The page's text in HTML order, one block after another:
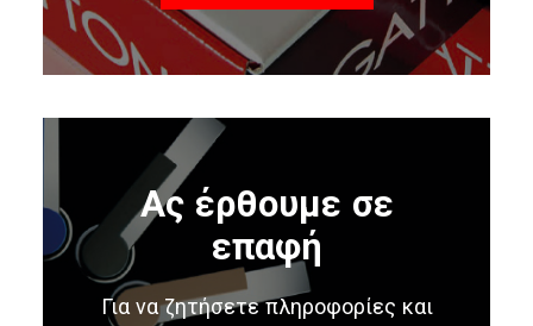
Ας έρθουμε σε
επαφή
Για να ζητήσετε πληροφορίες και